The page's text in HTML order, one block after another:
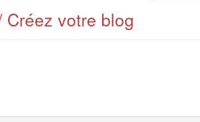
votre blog